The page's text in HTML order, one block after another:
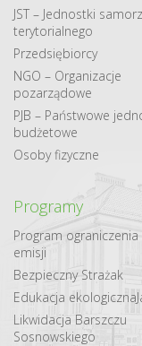
JST – Jednostki
terytorialnego
Przedsiębiorcy
NGO – Organizacje
pozarządowe
PJB – Państwowe
budżetowe
Osoby fizyczne
Programy
Program ograniczenia
emisji
Bezpieczny Strażak
Edukacja ekologiczna
Likwidacja Barszczu
Sosnowskiego